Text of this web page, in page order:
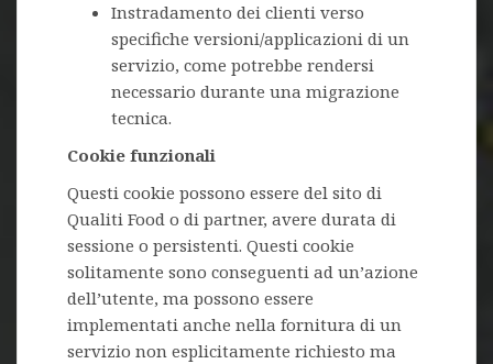
Instradamento dei clienti verso
specifiche versioni/applicazioni di un
servizio, come potrebbe rendersi
necessario durante una migrazione
tecnica.
Cookie funzionali
Questi cookie possono essere del sito di
Qualiti Food o di partner, avere durata di
sessione o persistenti. Questi cookie
solitamente sono conseguenti ad un’azione
dell’utente, ma possono essere
implementati anche nella fornitura di un
servizio non esplicitamente richiesto ma